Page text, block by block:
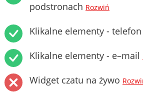
podstronach Rozwiń
Klikalne elementy - telefon
Klikalne elementy - e–mail
Widget czatu na żywo